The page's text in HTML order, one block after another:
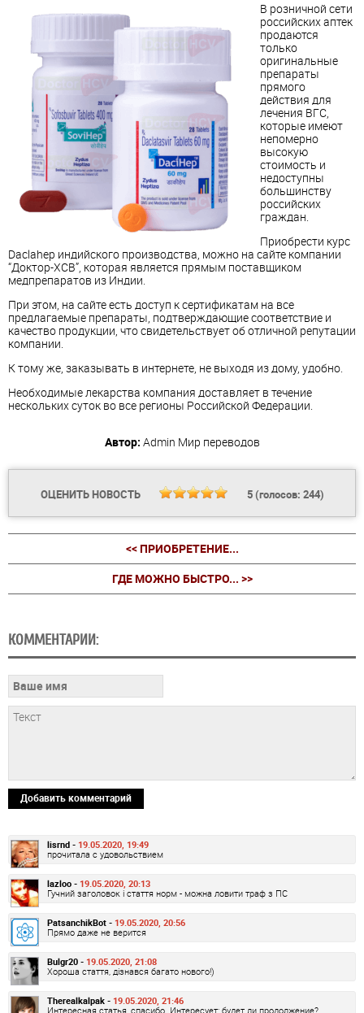
В розничной сети
российских аптек
продаются
только
оригинальные
препараты
прямого
действия для
лечения ВГС,
которые имеют
непомерно
высокую
стоимость и
недоступны
большинству
российских
граждан.
Приобрести курс
Daclahep индийского производства, можно на сайте компании
“Доктор-ХСВ”, которая является прямым поставщиком
медпрепаратов из Индии.
При этом, на сайте есть доступ к сертификатам на все
предлагаемые препараты, подтверждающие соответствие и
качество продукции, что свидетельствует об отличной репутации
компании.
К тому же, заказывать в интернете, не выходя из дому, удобно.
Необходимые лекарства компания доставляет в течение
нескольких суток во все регионы Российской Федерации.
Автор: Admin Мир переводов
ОЦЕНИТЬ НОВОСТЬ 5(голосов: 244)
<< ПРИОБРЕТЕНИЕ...
ГДЕ МОЖНО БЫСТРО... >>
КОММЕНТАРИИ:
Добавить комментарий
lisrnd - 19.05.2020, 19:49
прочитала с удовольствием
lazloo - 19.05.2020, 20:13
Гучний заголовок і стаття норм - можна ловити траф з ПС
PatsanchikBot - 19.05.2020, 20:56
Прямо даже не верится
Bulgr20 - 19.05.2020, 21:08
Хороша стаття, дізнався багато нового!)
Therealkalpak - 19.05.2020, 21:46
Интересная статья, спасибо. Интересует: будет ли продолжение?